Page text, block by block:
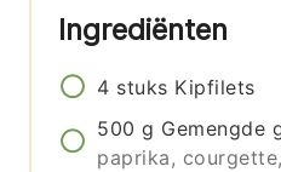
Ingrediënten
4 stuks Kipfilets
500 g Gemengde
paprika,